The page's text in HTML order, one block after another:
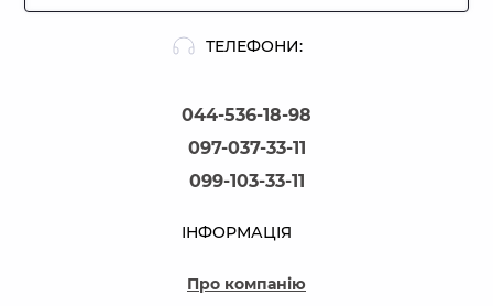
ТЕЛЕФОНИ:
044-536-18-98
097-037-33-11
099-103-33-11
ІНФОРМАЦІЯ
Про компанію